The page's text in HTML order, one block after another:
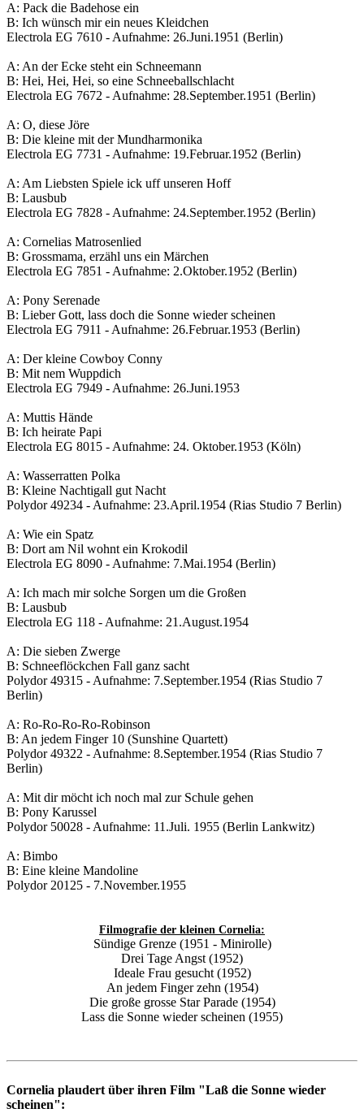
A: Pack die Badehose ein
B: Ich wünsch mir ein neues Kleidchen
Electrola EG 7610 - Aufnahme: 26.Juni.1951 (Berlin)
A: An der Ecke steht ein Schneemann
B: Hei, Hei, Hei, so eine Schneeballschlacht
Electrola EG 7672 - Aufnahme: 28.September.1951 (Berlin)
A: O, diese Jöre
B: Die kleine mit der Mundharmonika
Electrola EG 7731 - Aufnahme: 19.Februar.1952 (Berlin)
A: Am Liebsten Spiele ick uff unseren Hoff
B: Lausbub
Electrola EG 7828 - Aufnahme: 24.September.1952 (Berlin)
A: Cornelias Matrosenlied
B: Grossmama, erzähl uns ein Märchen
Electrola EG 7851 - Aufnahme: 2.Oktober.1952 (Berlin)
A: Pony Serenade
B: Lieber Gott, lass doch die Sonne wieder scheinen
Electrola EG 7911 - Aufnahme: 26.Februar.1953 (Berlin)
A: Der kleine Cowboy Conny
B: Mit nem Wuppdich
Electrola EG 7949 - Aufnahme: 26.Juni.1953
A: Muttis Hände
B: Ich heirate Papi
Electrola EG 8015 - Aufnahme: 24. Oktober.1953 (Köln)
A: Wasserratten Polka
B: Kleine Nachtigall gut Nacht
Polydor 49234 - Aufnahme: 23.April.1954 (Rias Studio 7 Berlin)
A: Wie ein Spatz
B: Dort am Nil wohnt ein Krokodil
Electrola EG 8090 - Aufnahme: 7.Mai.1954 (Berlin)
A: Ich mach mir solche Sorgen um die Großen
B: Lausbub
Electrola EG 118 - Aufnahme: 21.August.1954
A: Die sieben Zwerge
B: Schneeflöckchen Fall ganz sacht
Polydor 49315 - Aufnahme: 7.September.1954 (Rias Studio 7
Berlin)
A: Ro-Ro-Ro-Ro-Robinson
B: An jedem Finger 10 (Sunshine Quartett)
Polydor 49322 - Aufnahme: 8.September.1954 (Rias Studio 7
Berlin)
A: Mit dir möcht ich noch mal zur Schule gehen
B: Pony Karussel
Polydor 50028 - Aufnahme: 11.Juli. 1955 (Berlin Lankwitz)
A: Bimbo
B: Eine kleine Mandoline
Polydor 20125 - 7.November.1955
Filmografie der kleinen Cornelia:
Sündige Grenze (1951 - Minirolle)
Drei Tage Angst (1952)
Ideale Frau gesucht (1952)
An jedem Finger zehn (1954)
Die große grosse Star Parade (1954)
Lass die Sonne wieder scheinen (1955)
Cornelia plaudert über ihren Film "Laß die Sonne wieder
scheinen":